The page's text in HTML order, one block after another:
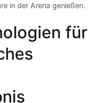
in der Arena genießen.
für